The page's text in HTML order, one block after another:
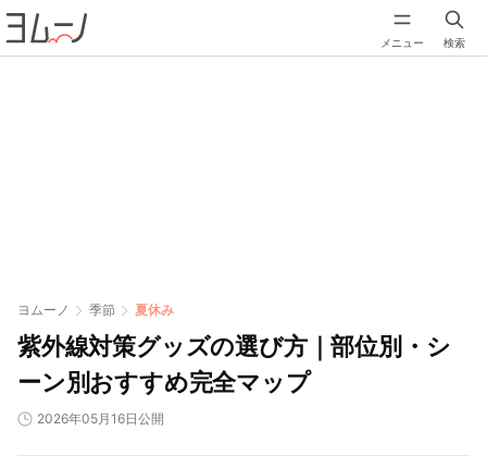
メニュー 検索
ヨムーノ 季節 夏休み
紫外線対策グッズの選び方｜部位別・シ
ーン別おすすめ完全マップ
2026年05月16日公開